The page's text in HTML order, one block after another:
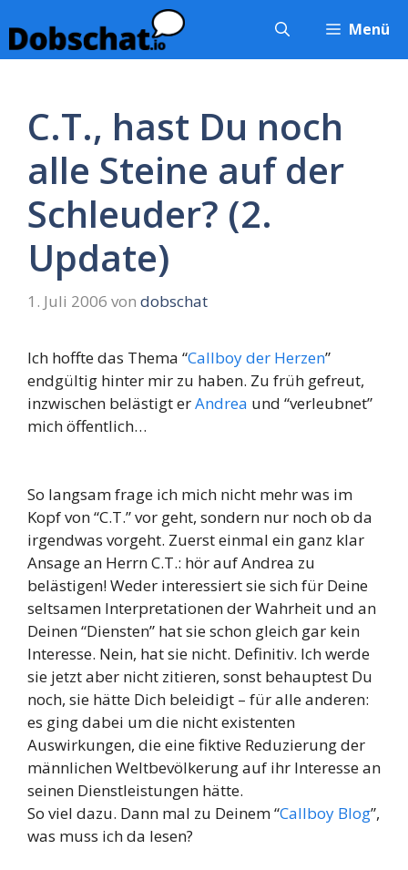
Inhalt
springen
Menü
C.T., hast Du noch
alle Steine auf der
Schleuder? (2.
Update)
1. Juli 2006 von dobschat
Ich hoffte das Thema “Callboy der Herzen”
endgültig hinter mir zu haben. Zu früh gefreut,
inzwischen belästigt erAndrea und “verleubnet”
mich öffentlich…
So langsam frage ich mich nicht mehr was im
Kopf von “C.T.” vor geht, sondern nur noch ob da
irgendwas vorgeht. Zuerst einmal ein ganz klar
Ansage an Herrn C.T.: hör auf Andrea zu
belästigen! Weder interessiert sie sich für Deine
seltsamen Interpretationen der Wahrheit und an
Deinen “Diensten” hat sie schon gleich gar kein
Interesse. Nein, hat sie nicht. Definitiv. Ich werde
sie jetzt aber nicht zitieren, sonst behauptest Du
noch, sie hätte Dich beleidigt – für alle anderen:
es ging dabei um die nicht existenten
Auswirkungen, die eine fiktive Reduzierung der
männlichen Weltbevölkerung auf ihr Interesse an
seinen Dienstleistungen hätte.
So viel dazu. Dann mal zu Deinem “Callboy Blog”,
was muss ich da lesen?